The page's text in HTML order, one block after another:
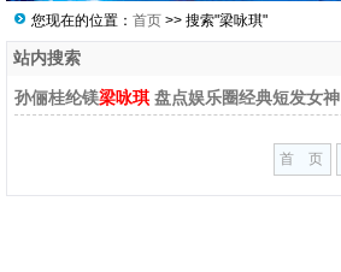
您现在的位置： 首页 >> 搜索"梁咏琪"
站内搜索
孙俪桂纶镁梁咏琪 盘点娱乐圈经典短发女神
首 页